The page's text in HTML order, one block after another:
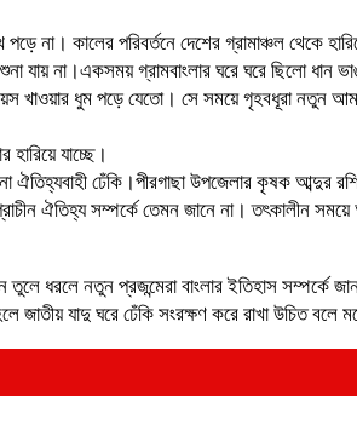
কালের পরিবর্তনে দেশের গ্রামাঞ্চল থেকে হারিয়ে
যায় না।একসময় গ্রামবাংলার ঘরে ঘরে ছিলো ধান
খাওয়ার ধুম পড়ে যেতো। সে সময়ে গৃহবধূরা নতুন
যাচ্ছে।
ঐতিহ্যবাহী ঢেঁকি।পীরগাছা উপজেলার কৃষক আব্দুর
ঐতিহ্য সম্পর্কে তেমন জানে না। তৎকালীন
নতুন প্রজন্মেরা বাংলার ইতিহাস সম্পর্কে
জাতীয় যাদু ঘরে ঢেঁকি সংরক্ষণ করে রাখা উচিত বলে